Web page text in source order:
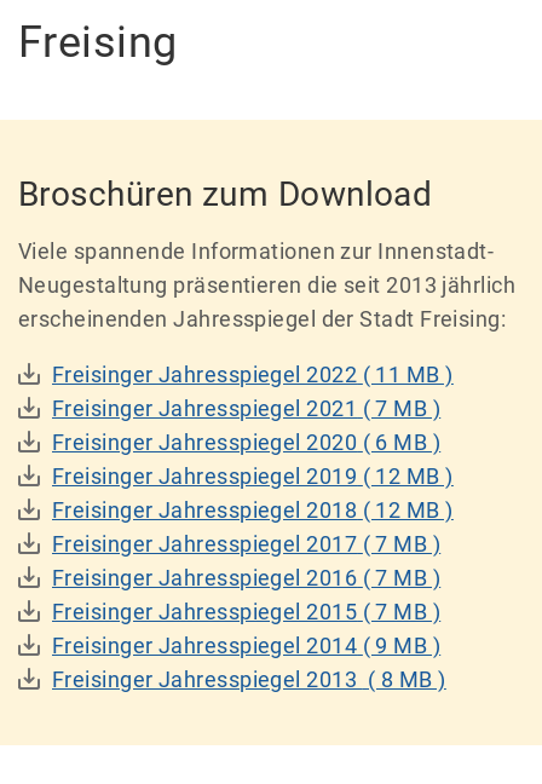
Freising
Broschüren zum Download
Viele spannende Informationen zur Innenstadt-
Neugestaltung präsentieren die seit 2013 jährlich
erscheinenden Jahresspiegel der Stadt Freising:
Freisinger Jahresspiegel 2022 ( 11 MB )
Freisinger Jahresspiegel 2021 ( 7 MB )
Freisinger Jahresspiegel 2020 ( 6 MB )
Freisinger Jahresspiegel 2019 ( 12 MB )
Freisinger Jahresspiegel 2018 ( 12 MB )
Freisinger Jahresspiegel 2017 ( 7 MB )
Freisinger Jahresspiegel 2016 ( 7 MB )
Freisinger Jahresspiegel 2015 ( 7 MB )
Freisinger Jahresspiegel 2014 ( 9 MB )
Freisinger Jahresspiegel 2013 ( 8 MB )